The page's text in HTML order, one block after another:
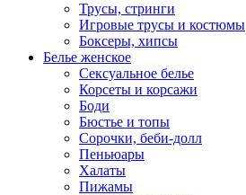
Трусы, стринги
Игровые трусы и костюмы
Боксеры, хипсы
Белье женское
Сексуальное белье
Корсеты и корсажи
Боди
Бюстье и топы
Сорочки, беби-долл
Пеньюары
Халаты
Пижамы